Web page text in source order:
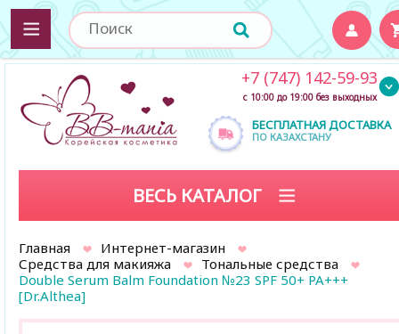
БЕСПЛАТНАЯ ДОСТАВКА
ПО КАЗАХСТАНУ
+7 (747) 142-59-93
с 10:00 до 19:00 без выходных
ВЕСЬ КАТАЛОГ
Главная
Интернет-магазин
Средства для макияжа
Тональные средства
Double Serum Balm Foundation №23 SPF 50+ PA+++
[Dr.Althea]